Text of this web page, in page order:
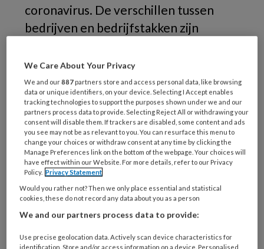
coronavirus. De verschillen tussen
bedrijven en bedrijfstakken zijn
dit persbericht wil ik twee stellingen
poneren:
Als het gaat om relatief kortdurend verzuim
is de impact van de mate van
besmettelijkheid van het virus (veel) groter
dan de mate waarin het virus ziekmakend is.
Langdurig thuiswerken lijkt de drempel tot
ziekmelden te verlagen.
We Care About Your Privacy
We and our887 partners store and access personal data, like browsing
data or unique identifiers, on your device. Selecting I Accept enables
tracking technologies to support the purposes shown under we and our
partners process data to provide. Selecting Reject All or withdrawing your
consent will disable them. If trackers are disabled, some content and ads
you see may not be as relevant to you. You can resurface this menu to
change your choices or withdraw consent at any time by clicking the
Manage Preferences link on the bottom of the webpage. Your choices will
have effect within our Website. For more details, refer to our Privacy
Policy. Privacy Statement
Would you rather not? Then we only place essential and statistical
cookies, these do not record any data about you as a person
We and our partners process data to provide:
Use precise geolocation data. Actively scan device characteristics for
identification. Store and/or access information on a device. Personalised